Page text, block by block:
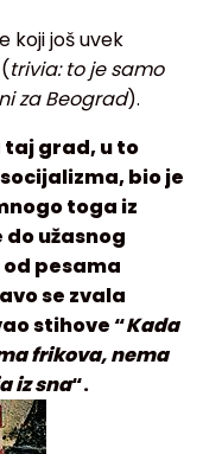
koji još uvek
(trivia: to je samo
za Beograd).
taj grad, u to
bio je
toga iz
do užasnog
pesama
se zvala
stihove “Kada
frikova, nema
iz sna“.